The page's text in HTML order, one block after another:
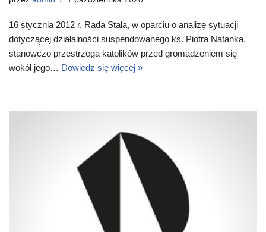
16 stycznia 2012 r. Rada Stała, w oparciu o analizę sytuacji
dotyczącej działalności suspendowanego ks. Piotra Natanka,
stanowczo przestrzega katolików przed gromadzeniem się
wokół jego… Dowiedz się więcej »